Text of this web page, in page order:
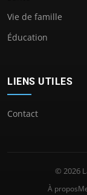
Vie de famille
Éducation
LIENS UTILES
Contact
© 2026
À propos